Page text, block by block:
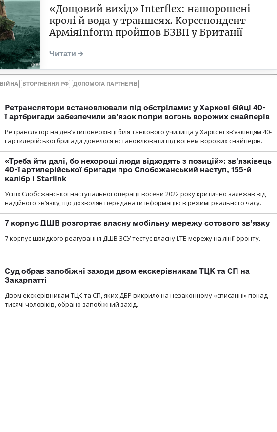
«Дощовий вихід» Interflex: нашорошені
кролі й вода у траншеях. Кореспондент
АрміяInform пройшов БЗВП у Британії
ВІЙНА ВТОРГНЕННЯ РФ ДОПОМОГА ПАРТНЕРІВ
Ретранслятори встановлювали під обстрілами: у Харкові бійці 40-
ї артбригади забезпечили зв’язок попри вогонь ворожих снайперів
Ретранслятор на дев’ятиповерхівці біля танкового училища у Харкові зв’язківцям 40-
ї артилерійської бригади довелося встановлювати під вогнем ворожих снайперів.
«Треба йти далі, бо нехороші люди відходять з позицій»: зв’язківець
40-ї артилерійської бригади про Слобожанський наступ, 155-й
калібр і Starlink
Успіх Слобожанської наступальної операції восени 2022 року критично залежав від
надійного зв’язку, що дозволяв передавати інформацію в режимі реального часу.
7 корпус ДШВ розгортає власну мобільну мережу сотового зв’язку
7 корпус швидкого реагування ДШВ ЗСУ тестує власну LTE-мережу на лінії фронту.
Суд обрав запобіжні заходи двом екскерівникам ТЦК та СП на
Закарпатті
Двом екскерівникам ТЦК та СП, яких ДБР викрило на незаконному «списанні» понад
тисячі чоловіків, обрано запобіжний захід.